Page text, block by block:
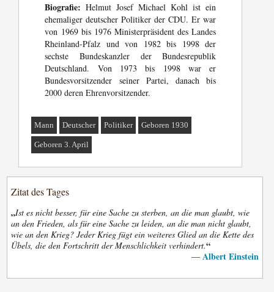
Biografie: Helmut Josef Michael Kohl ist ein
ehemaliger deutscher Politiker der CDU. Er war
von 1969 bis 1976 Ministerpräsident des Landes
Rheinland-Pfalz und von 1982 bis 1998 der
sechste Bundeskanzler der Bundesrepublik
Deutschland. Von 1973 bis 1998 war er
Bundesvorsitzender seiner Partei, danach bis
2000 deren Ehrenvorsitzender.
Mann Deutscher Politiker Geboren 1930
Geboren 3. April
Zitat des Tages
„Ist es nicht besser, für eine Sache zu sterben, an die man glaubt, wie
an den Frieden, als für eine Sache zu leiden, an die man nicht glaubt,
wie an den Krieg? Jeder Krieg fügt ein weiteres Glied an die Kette des
Übels, die den Fortschritt der Menschlichkeit verhindert.“
— Albert Einstein